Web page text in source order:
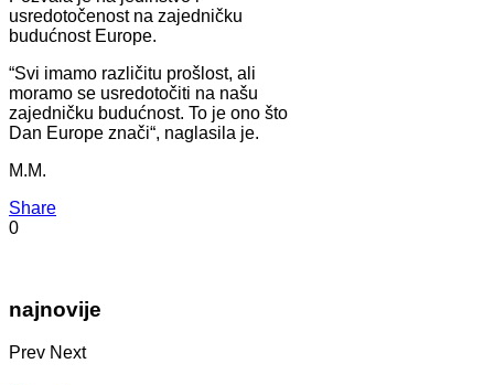
usredotočenost na zajedničku
budućnost Europe.
“Svi imamo različitu prošlost, ali
moramo se usredotočiti na našu
zajedničku budućnost. To je ono što
Dan Europe znači“, naglasila je.
M.M.
Share
0
najnovije
Prev Next